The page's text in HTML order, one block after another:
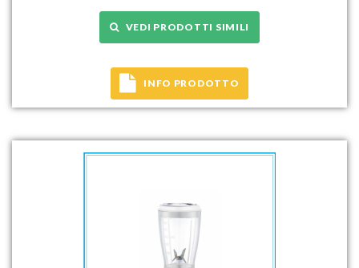
VEDI PRODOTTI SIMILI
INFO PRODOTTO